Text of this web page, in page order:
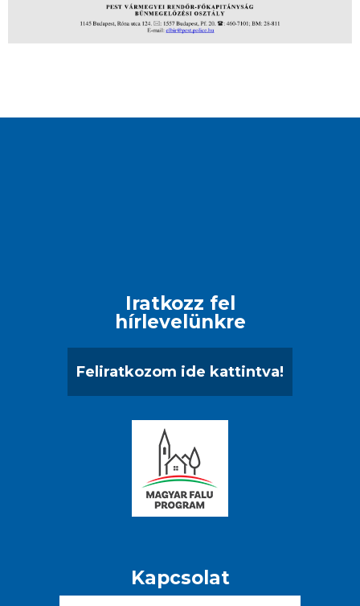
Iratkozz fel
hírlevelünkre
Feliratkozom ide kattintva!
Kapcsolat